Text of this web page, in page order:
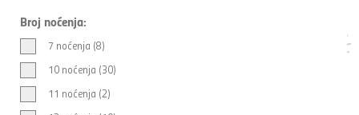
Broj noćenja:
7 noćenja (8)
10 noćenja (30)
11 noćenja (2)